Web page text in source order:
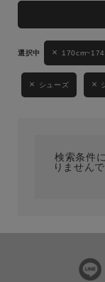
性別
MENS
ブランド
シューズ
検索条件
りません